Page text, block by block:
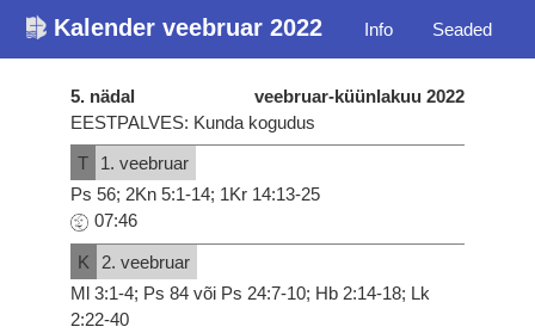
Kalender veebruar 2022 Info Seaded
5. nädal
veebruar-küünlakuu 2022
EESTPALVES: Kunda kogudus
T
1. veebruar
Ps 56; 2Kn 5:1-14; 1Kr 14:13-25
07:46
K
2. veebruar
Ml 3:1-4; Ps 84 või Ps 24:7-10; Hb 2:14-18; Lk
2:22-40